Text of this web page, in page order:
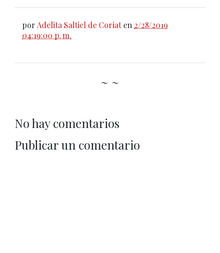
por Adelita Saltiel de Coriat en 2/28/2019
04:19:00 p. m.
~ ~
No hay comentarios
Publicar un comentario